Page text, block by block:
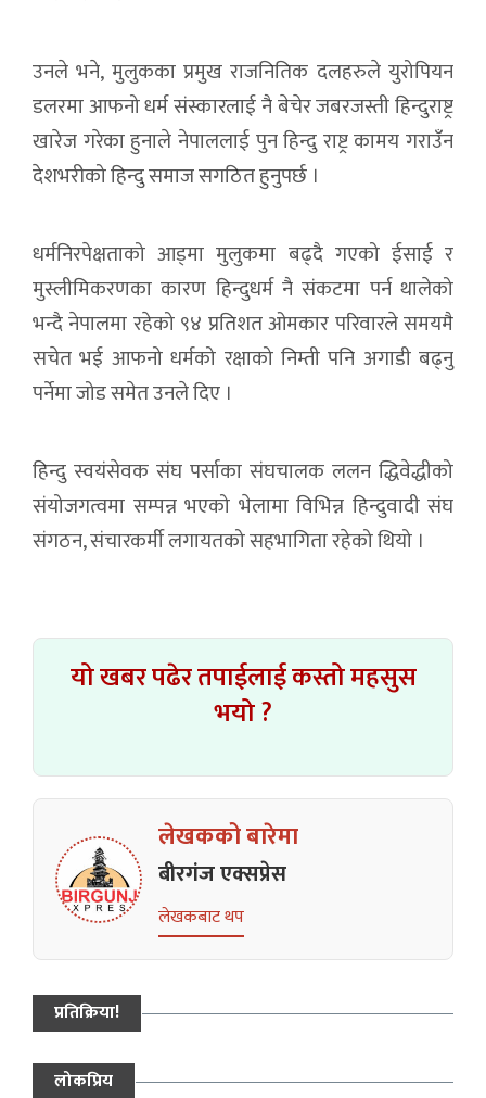
उनले भने, मुलुकका प्रमुख राजनितिक दलहरुले युरोपियन
डलरमा आफनो धर्म संस्कारलाई नै बेचेर जबरजस्ती हिन्दुराष्ट्र
खारेज गरेका हुनाले नेपाललाई पुन हिन्दु राष्ट्र कामय गराउँन
देशभरीको हिन्दु समाज सगठित हुनुपर्छ ।
धर्मनिरपेक्षताको आड्मा मुलुकमा बढ्दै गएको ईसाई र
मुस्लीमिकरणका कारण हिन्दुधर्म नै संकटमा पर्न थालेको
भन्दै नेपालमा रहेको ९४ प्रतिशत ओमकार परिवारले समयमै
सचेत भई आफनो धर्मको रक्षाको निम्ती पनि अगाडी बढ्नु
पर्नेमा जोड समेत उनले दिए ।
हिन्दु स्वयंसेवक संघ पर्साका संघचालक ललन द्धिवेद्धीको
संयोजगत्वमा सम्पन्न भएको भेलामा विभिन्न हिन्दुवादी संघ
संगठन, संचारकर्मी लगायतको सहभागिता रहेको थियो ।
यो खबर पढेर तपाईलाई कस्तो महसुस
भयो ?
लेखकको बारेमा
बीरगंज एक्सप्रेस
लेखकबाट थप
प्रतिक्रिया!
लोकप्रिय